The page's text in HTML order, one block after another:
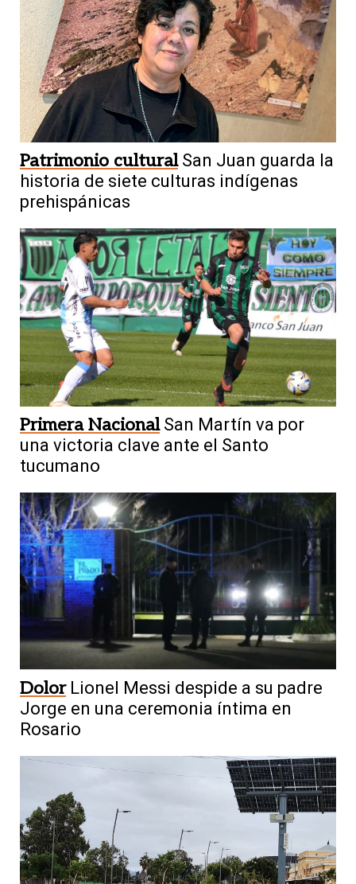
Patrimonio cultural San Juan guarda la
historia de siete culturas indígenas
prehispánicas
Primera Nacional San Martín va por
una victoria clave ante el Santo
tucumano
Dolor Lionel Messi despide a su padre
Jorge en una ceremonia íntima en
Rosario